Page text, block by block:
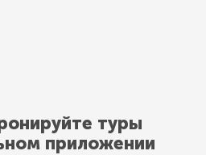
туры
приложении